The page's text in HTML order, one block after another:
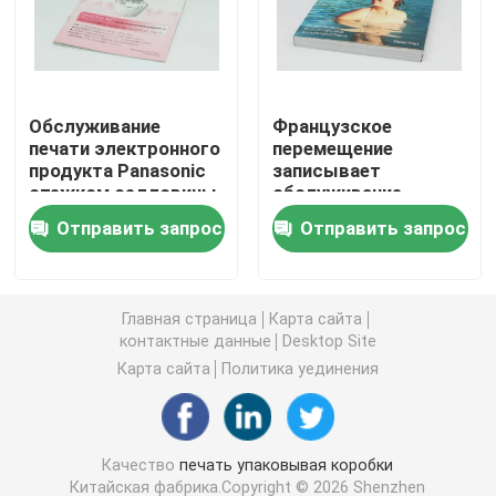
Косметическая упаковывая коробка
Опаковка пищевых продуктов
Печать книг в твердом переплете
Коробки ботинка упаковывая
Коробки упаковки одежды
Коробка парика упаковывая
Обслуживание
печати электронного
продукта Panasonic
стежком седловины
бумаги искусства
книги в мягкой
обложке ручное
Отправить запрос
Французское
перемещение
записывает
обслуживание
книжного
производства
землеведения
Отправить запрос
Главная страница
Карта сайта
контактные данные
Desktop Site
Карта сайта
Политика уединения
Качествопечать упаковывая коробки
Китайская фабрика.Copyright © 2026 Shenzhen